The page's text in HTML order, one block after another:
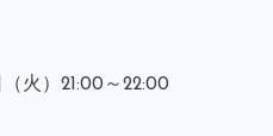
火）21:00～22:00